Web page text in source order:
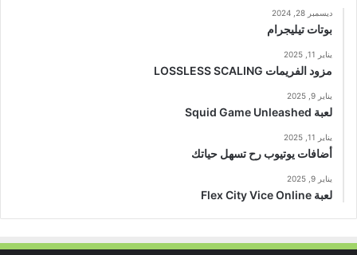
ديسمبر 28, 2024
بوتات تيليجرام
يناير 11, 2025
مزود الفريمات LOSSLESS SCALING
يناير 9, 2025
لعبة Squid Game Unleashed
يناير 11, 2025
أضافات يوتيوب رح تسهل حياتك
يناير 9, 2025
لعبة Flex City Vice Online